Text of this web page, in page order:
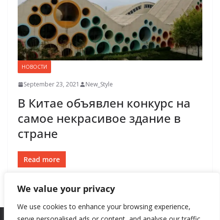
We value your privacy
We use cookies to enhance your browsing experience,
НОВОСТИ
September 23, 2021 New_Style
В Китае объявлен конкурс на
самое некрасивое здание в
стране
Read more